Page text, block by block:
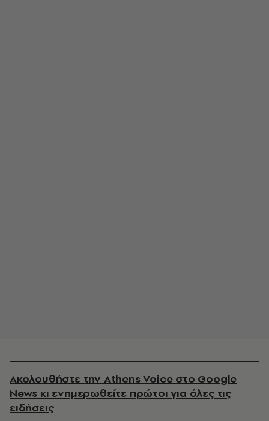
Ακολουθήστε την Athens Voice στο Google
News κι ενημερωθείτε πρώτοι για όλες τις
ειδήσεις